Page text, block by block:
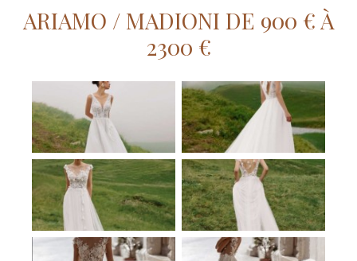
ARIAMO / MADIONI DE 900 € À
2300 €